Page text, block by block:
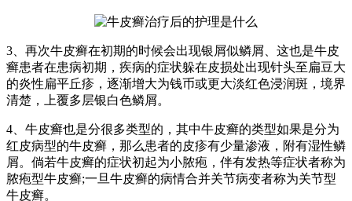
3、再次牛皮癣在初期的时候会出现银屑似鳞屑、这也是牛皮
癣患者在患病初期，疾病的症状躲在皮损处出现针头至扁豆大
的炎性扁平丘疹，逐渐增大为钱币或更大淡红色浸润斑，境界
清楚，上覆多层银白色鳞屑。
4、牛皮癣也是分很多类型的，其中牛皮癣的类型如果是分为
红皮病型的牛皮癣，那么患者的皮疹有少量渗液，附有湿性鳞
屑。倘若牛皮癣的症状初起为小脓疱，伴有发热等症状者称为
脓疱型牛皮癣;一旦牛皮癣的病情合并关节病变者称为关节型
牛皮癣。